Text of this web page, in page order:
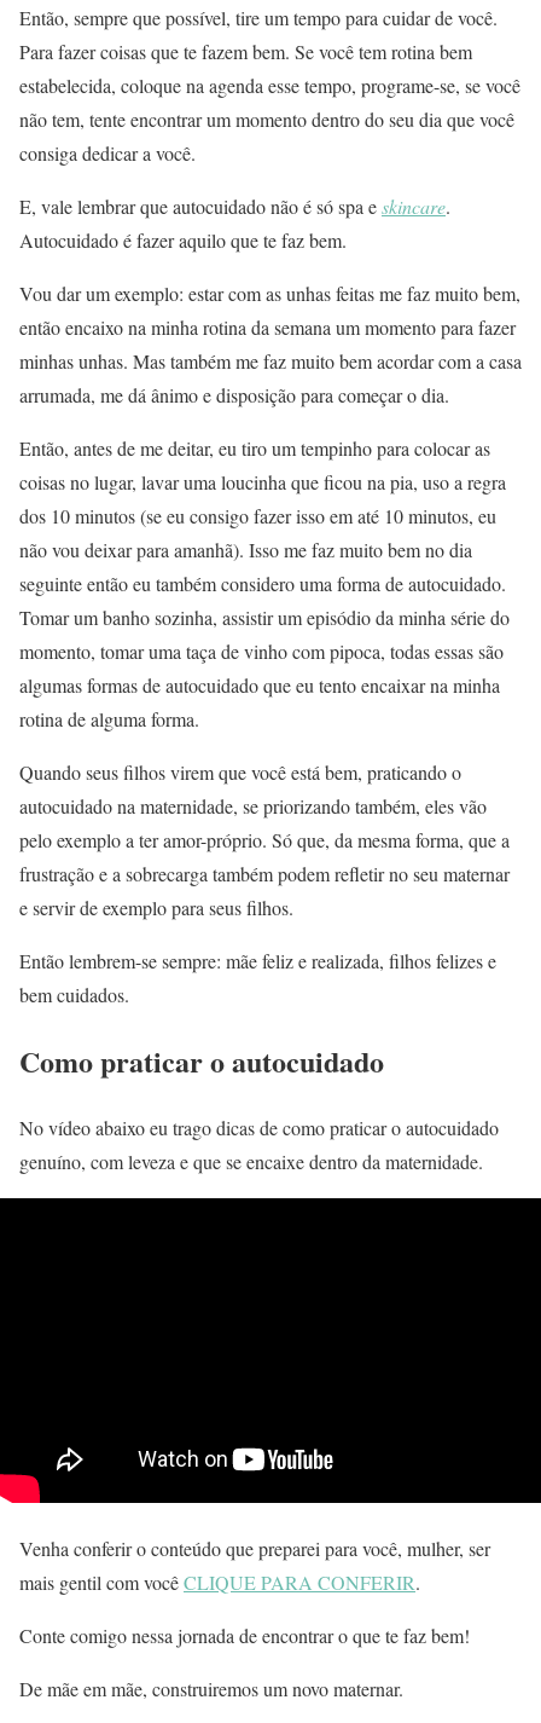
Então, sempre que possível, tire um tempo para cuidar de você.
Para fazer coisas que te fazem bem. Se você tem rotina bem
estabelecida, coloque na agenda esse tempo, programe-se, se você
não tem, tente encontrar um momento dentro do seu dia que você
consiga dedicar a você.
E, vale lembrar que autocuidado não é só spa eskincare.
Autocuidado é fazer aquilo que te faz bem.
Vou dar um exemplo: estar com as unhas feitas me faz muito bem,
então encaixo na minha rotina da semana um momento para fazer
minhas unhas. Mas também me faz muito bem acordar com a casa
arrumada, me dá ânimo e disposição para começar o dia.
Então, antes de me deitar, eu tiro um tempinho para colocar as
coisas no lugar, lavar uma loucinha que ficou na pia, uso a regra
dos 10 minutos (se eu consigo fazer isso em até 10 minutos, eu
não vou deixar para amanhã). Isso me faz muito bem no dia
seguinte então eu também considero uma forma de autocuidado.
Tomar um banho sozinha, assistir um episódio da minha série do
momento, tomar uma taça de vinho com pipoca, todas essas são
algumas formas de autocuidado que eu tento encaixar na minha
rotina de alguma forma.
Quando seus filhos virem que você está bem, praticando o
autocuidado na maternidade, se priorizando também, eles vão
pelo exemplo a ter amor-próprio. Só que, da mesma forma, que a
frustração e a sobrecarga também podem refletir no seu maternar
e servir de exemplo para seus filhos.
Então lembrem-se sempre: mãe feliz e realizada, filhos felizes e
bem cuidados.
Como praticar o autocuidado
No vídeo abaixo eu trago dicas de como praticar o autocuidado
genuíno, com leveza e que se encaixe dentro da maternidade.
Venha conferir o conteúdo que preparei para você, mulher, ser
mais gentil com vocêCLIQUE PARA CONFERIR.
Conte comigo nessa jornada de encontrar o que te faz bem!
De mãe em mãe, construiremos um novo maternar.